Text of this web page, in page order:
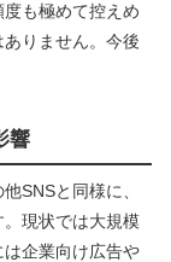
も極めて控えめ
りません。今後
響
SNSと同様に、
現状では大規模
企業向け広告や